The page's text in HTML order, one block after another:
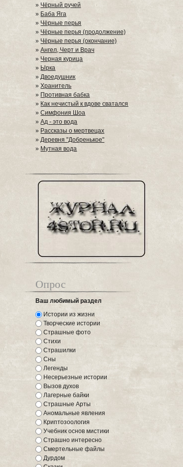
» Чёрный ручей
» Баба Яга
»Чёрные перья
» Чёрные перья (продолжение)
» Чёрные перья (окончание)
»Ангел, Черт и Врач
» Черная курица
» Ырка
»Двоедушник
»Хранитель
» Противная бабка
» Как нечистый к вдове сватался
»Симфония Шоа
»Ад - это вода
» Рассказы о мертвецах
»Деревня "Добренькое"
» Мутная вода
Опрос
Ваш любимый раздел
Истории из жизни
Творческие истории
Страшные фото
Стихи
Страшилки
Сны
Легенды
Несерьезные истории
Вызов духов
Лагерные байки
Страшные Арты
Аномальные явления
Криптозоология
Учебник основ мистики
Страшно интересно
Смертельные файлы
Дурдом